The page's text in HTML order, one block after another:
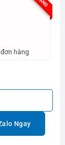
hàng
Ngay